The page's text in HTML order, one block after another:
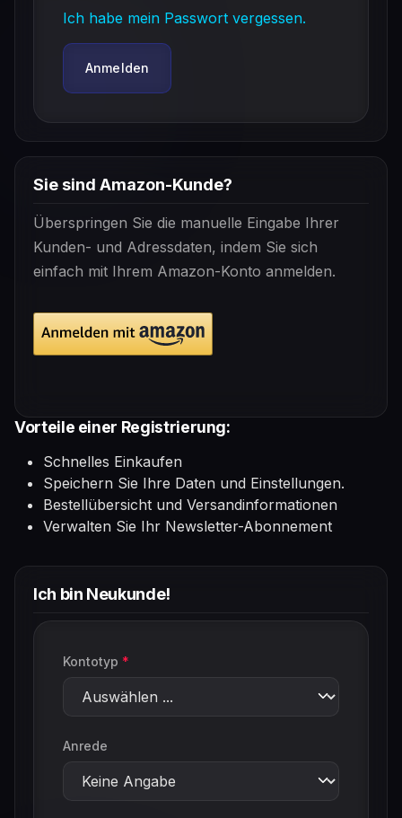
Ich habe mein Passwort vergessen.
Anmelden
Sie sind Amazon-Kunde?
Überspringen Sie die manuelle Eingabe Ihrer
Kunden- und Adressdaten, indem Sie sich
einfach mit Ihrem Amazon-Konto anmelden.
Vorteile einer Registrierung:
Schnelles Einkaufen
Speichern Sie Ihre Daten und Einstellungen.
Bestellübersicht und Versandinformationen
Verwalten Sie Ihr Newsletter-Abonnement
Ich bin Neukunde!
Persönliche Informationen
Kontotyp *
Anrede